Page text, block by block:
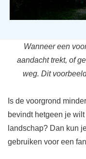
Wanneer een
aandacht trekt, of
weg. Dit
Is de voorgrond
bevindt hetgeen je
landschap? Dan kun
gebruiken voor een